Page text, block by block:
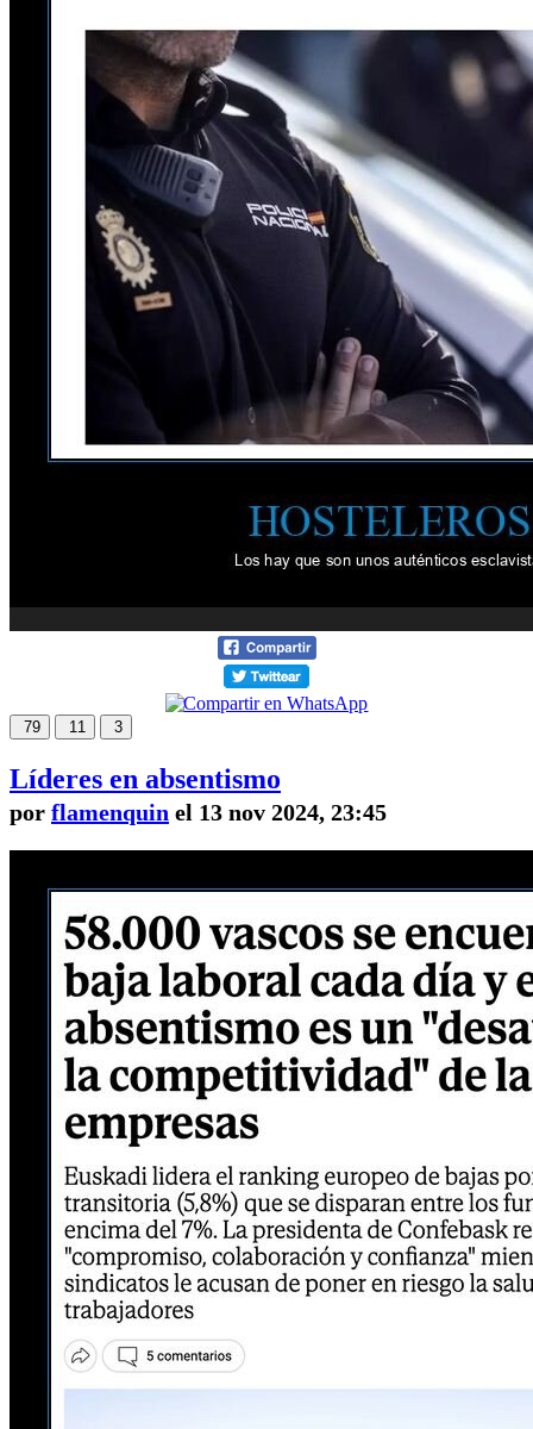
79 11 3
Líderes en absentismo
por flamenquin el 13 nov 2024, 23:45